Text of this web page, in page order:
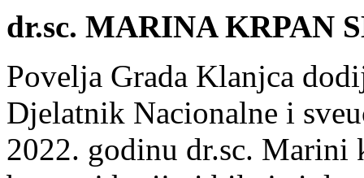
dr.sc. MARINA KRPAN
Povelja Grada Klanjca
Djelatnik Nacionalne i
2022. godinu dr.sc. Marini